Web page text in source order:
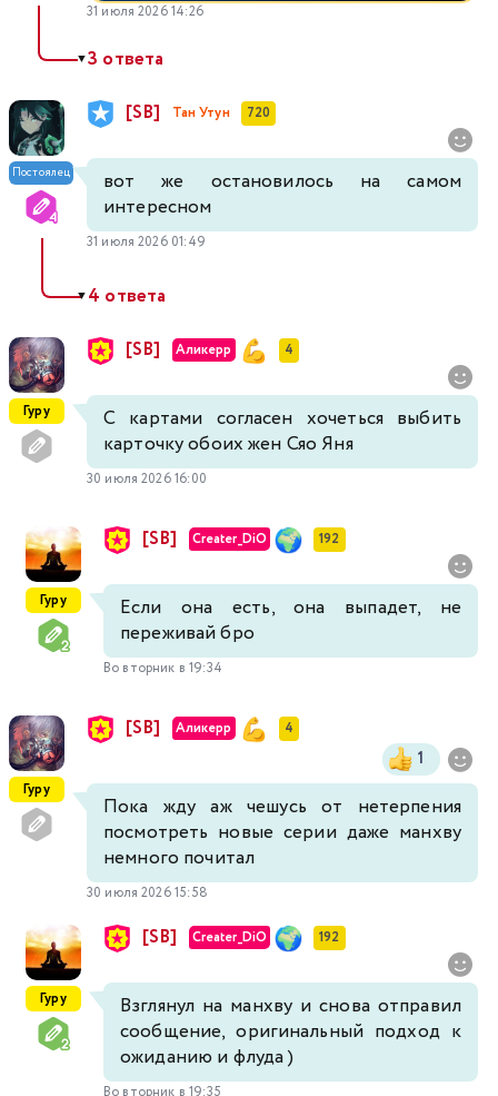
31 июля 2026 14:26
▼3 ответа
Постоялец
[SB] Тан Утун 720
вот же остановилось на самом
интересном
31 июля 2026 01:49
▼4 ответа
Гуру
[SB] Аликерр 4
С картами согласен хочеться выбить
карточку обоих жен Сяо Яня
30 июля 2026 16:00
Гуру
[SB] Creater_DiO 192
Если она есть, она выпадет, не
переживай бро
Во вторник в 19:34
Гуру
[SB] Аликерр 4
1
Пока жду аж чешусь от нетерпения
посмотреть новые серии даже манхву
немного почитал
30 июля 2026 15:58
Гуру
[SB] Creater_DiO 192
Взглянул на манхву и снова отправил
сообщение, оригинальный подход к
ожиданию и флуда )
Во вторник в 19:35